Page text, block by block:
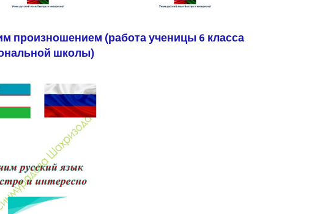
произношением (работа ученицы 6 класса
школы)